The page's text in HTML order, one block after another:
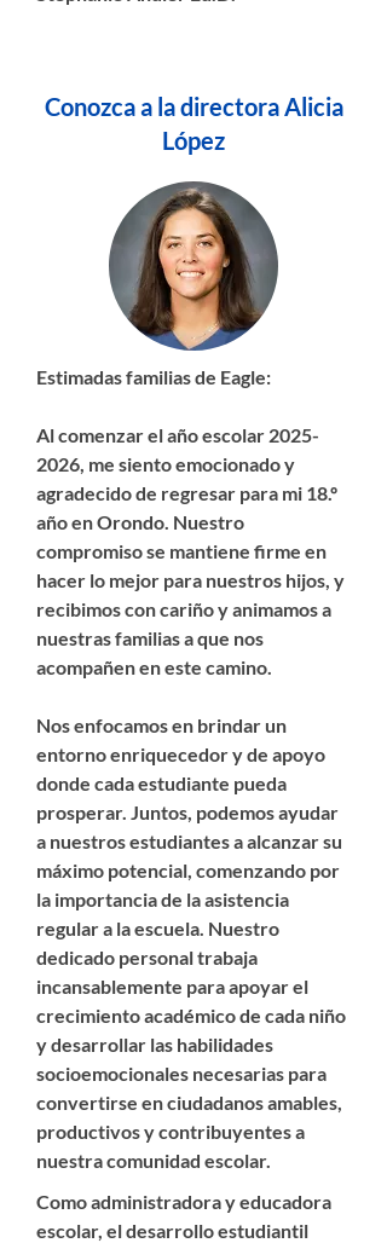
Conozca a la directora Alicia
López
Estimadas familias de Eagle:
Al comenzar el año escolar 2025-
2026, me siento emocionado y
agradecido de regresar para mi 18.º
año en Orondo. Nuestro
compromiso se mantiene firme en
hacer lo mejor para nuestros hijos, y
recibimos con cariño y animamos a
nuestras familias a que nos
acompañen en este camino.
Nos enfocamos en brindar un
entorno enriquecedor y de apoyo
donde cada estudiante pueda
prosperar. Juntos, podemos ayudar
a nuestros estudiantes a alcanzar su
máximo potencial, comenzando por
la importancia de la asistencia
regular a la escuela. Nuestro
dedicado personal trabaja
incansablemente para apoyar el
crecimiento académico de cada niño
y desarrollar las habilidades
socioemocionales necesarias para
convertirse en ciudadanos amables,
productivos y contribuyentes a
nuestra comunidad escolar.
Como administradora y educadora
escolar, el desarrollo estudiantil